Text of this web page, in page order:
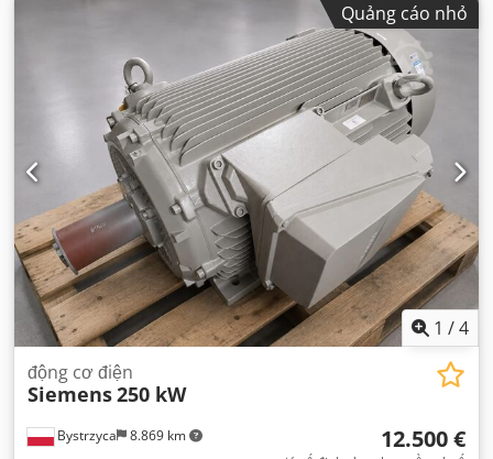
Quảng cáo nhỏ
1 /4
Bystrzyca 8.869 km
động cơ điện
Siemens250 kW
12.500 €